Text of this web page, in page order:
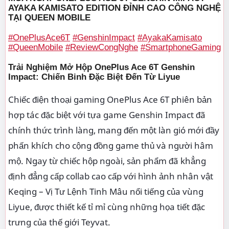
AYAKA KAMISATO EDITION ĐỈNH CAO CÔNG NGHỆ
TẠI QUEEN MOBILE
#OnePlusAce6T #GenshinImpact #AyakaKamisato
#QueenMobile #ReviewCongNghe #SmartphoneGaming
Trải Nghiệm Mở Hộp OnePlus Ace 6T Genshin
Impact: Chiến Binh Đặc Biệt Đến Từ Liyue
Chiếc điện thoại gaming OnePlus Ace 6T phiên bản
hợp tác đặc biệt với tựa game Genshin Impact đã
chính thức trình làng, mang đến một làn gió mới đầy
phấn khích cho cộng đồng game thủ và người hâm
mộ. Ngay từ chiếc hộp ngoài, sản phẩm đã khẳng
định đẳng cấp collab cao cấp với hình ảnh nhân vật
Keqing – Vị Tư Lệnh Tinh Mâu nổi tiếng của vùng
Liyue, được thiết kế tỉ mỉ cùng những họa tiết đặc
trưng của thế giới Teyvat.